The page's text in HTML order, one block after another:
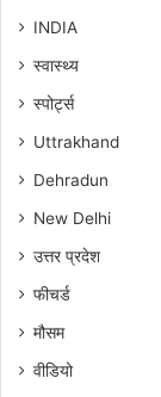
INDIA
स्वास्थ्य
स्पोर्ट्स
Uttrakhand
Dehradun
New Delhi
उत्तर प्रदेश
फीचर्ड
मौसम
वीडियो